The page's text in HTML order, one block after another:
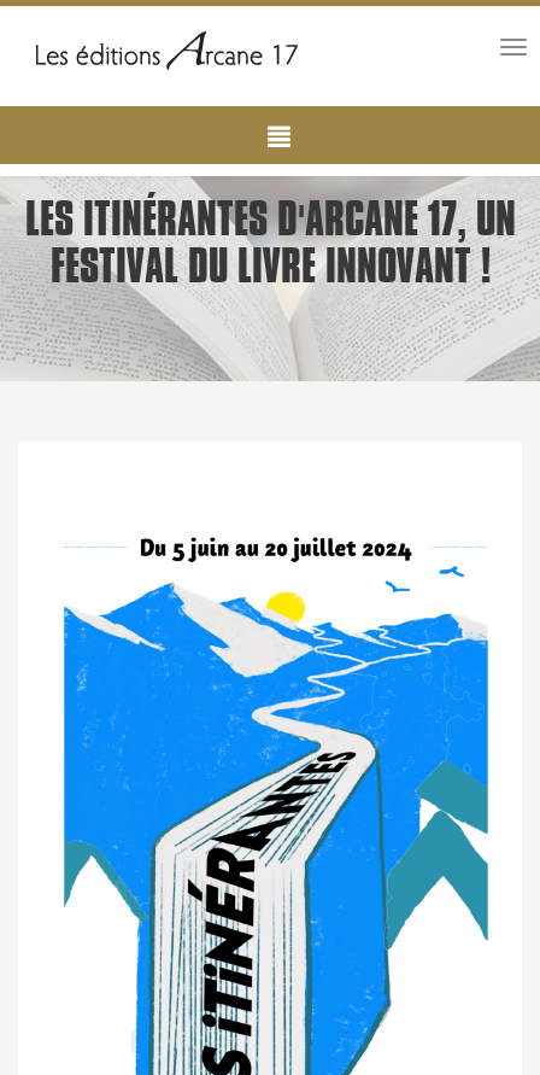
contenu
principal
navigation
LES ITINÉRANTES D'ARCANE 17, UN
FESTIVAL DU LIVRE INNOVANT !